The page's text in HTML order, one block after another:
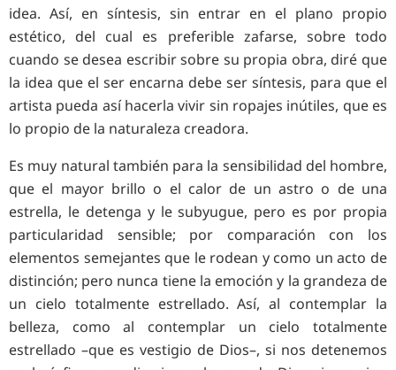
idea. Así, en síntesis, sin entrar en el plano propio
estético, del cual es preferible zafarse, sobre todo
cuando se desea escribir sobre su propia obra, diré que
la idea que el ser encarna debe ser síntesis, para que el
artista pueda así hacerla vivir sin ropajes inútiles, que es
lo propio de la naturaleza creadora.
Es muy natural también para la sensibilidad del hombre,
que el mayor brillo o el calor de un astro o de una
estrella, le detenga y le subyugue, pero es por propia
particularidad sensible; por comparación con los
elementos semejantes que le rodean y como un acto de
distinción; pero nunca tiene la emoción y la grandeza de
un cielo totalmente estrellado. Así, al contemplar la
belleza, como al contemplar un cielo totalmente
estrellado –que es vestigio de Dios–, si nos detenemos